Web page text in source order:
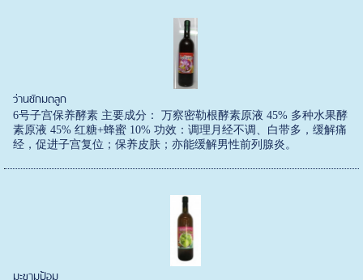
ว่านชักมดลูก
6号子宫保养酵素 主要成分： 万察密勒根酵素原液 45% 多种水果酵
素原液 45% 红糖+蜂蜜 10% 功效：调理月经不调、白带多，缓解痛
经，促进子宫复位；保养皮肤；亦能缓解男性前列腺炎。